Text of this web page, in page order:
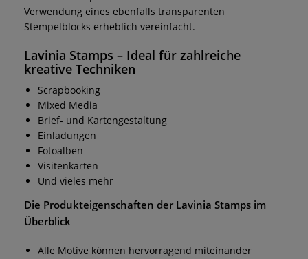
Verwendung eines ebenfalls transparenten
Stempelblocks erheblich vereinfacht.
Lavinia Stamps – Ideal für zahlreiche
kreative Techniken
Scrapbooking
Mixed Media
Brief- und Kartengestaltung
Einladungen
Fotoalben
Visitenkarten
Und vieles mehr
Die Produkteigenschaften der Lavinia Stamps im
Überblick
Alle Motive können hervorragend miteinander